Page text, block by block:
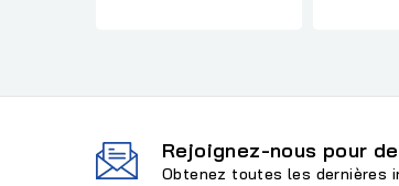
Rejoignez-nous pour
Obtenez toutes les dernières